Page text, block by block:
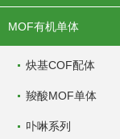
MOF有机单体
炔基COF配体
羧酸MOF单体
卟啉系列